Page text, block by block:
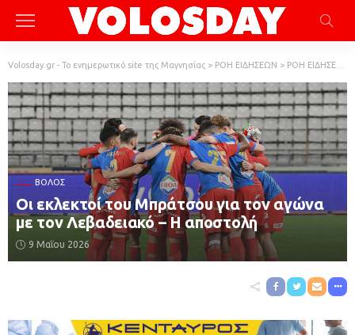
Volosday.gr - Το ενημερωτικό site της Μαγνησίας > ΡΟΗ ΕΙΔΗΣΕΩΝ > ΡΟΗ ΕΙΔΗΣΕΩΝ
ΒΌΛΟΣ
Οι εκλεκτοί του Μπράτσου για τον αγώνα
με τον Λεβαδειακό – Η αποστολή
9 Μαΐου 2026